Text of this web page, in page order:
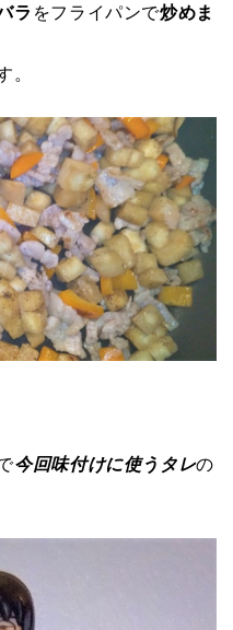
ラ をフライパンで炒めま
。
今回味付けに使うタレの